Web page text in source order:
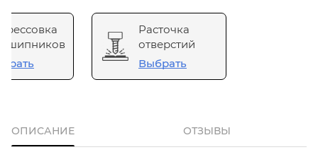
Расточка
отверстий
Выбрать
ОПИСАНИЕ ОТЗЫВЫ